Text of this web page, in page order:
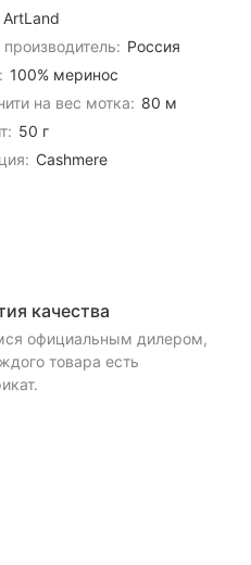
ArtLand
Россия
100% меринос
на вес мотка: 80 м
50 г
Cashmere
качества
официальным дилером,
товара есть